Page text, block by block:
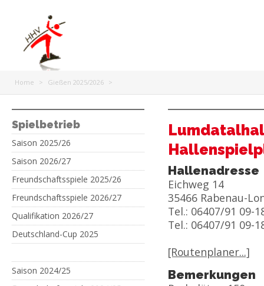
Home > Gießen 2025/2026 >
Spielbetrieb
Saison 2025/26
Saison 2026/27
Freundschaftsspiele 2025/26
Freundschaftsspiele 2026/27
Qualifikation 2026/27
Deutschland-Cup 2025
Saison 2024/25
Hallenadresse
Eichweg 14
35466 Rabenau-
Tel.: 06407/91 09-
Tel.: 06407/91 09-
[Routenplaner...]
Bemerkungen